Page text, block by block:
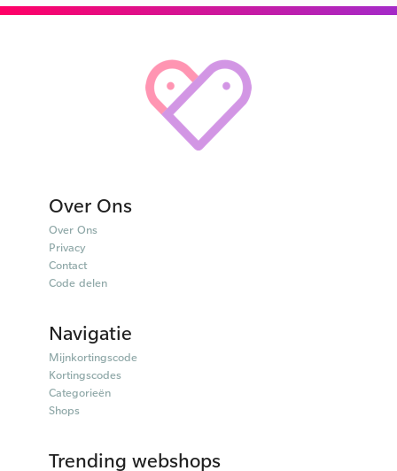
Over Ons
Over Ons
Privacy
Contact
Code delen
Navigatie
Mijnkortingscode
Kortingscodes
Categorieën
Shops
Trending webshops